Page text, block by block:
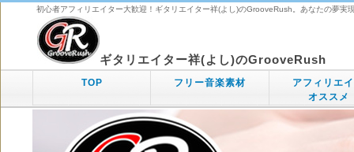
初心者アフィリエイター大歓迎！ギタリエイター祥(よし)のGrooveRush。あなたの夢実
ギタリエイター祥(よし)のGrooveRush
TOP フリー音楽素材
アフィリエ
オススメ